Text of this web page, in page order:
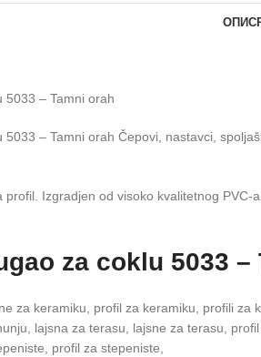
ОПИС
5033 – Tamni orah
5033 – Tamni orah Čepovi, nastavci,
profil. Izgradjen od visoko kvalitetnog
za coklu 5033 –
za keramiku, profil za keramiku, profili
lajsna za terasu, lajsne za terasu,
profil za stepeniste,